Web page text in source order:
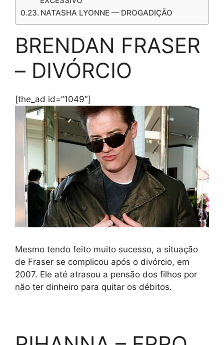
NATASHA LYONNE — DROGADIÇÃO
BRENDAN FRASER
– DIVÓRCIO
[the_ad id=”1049″]
Mesmo tendo feito muito sucesso, a situação
de Fraser se complicou após o divórcio, em
2007. Ele até atrasou a pensão dos filhos por
não ter dinheiro para quitar os débitos.